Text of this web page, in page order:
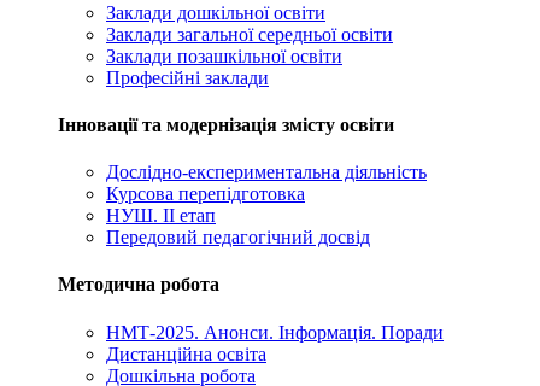
Заклади дошкільної освіти
Заклади загальної середньої освіти
Заклади позашкільної освіти
Професійні заклади
Інновації та модернізація змісту освіти
Дослідно-експериментальна діяльність
Курсова перепідготовка
НУШ. ІІ етап
Передовий педагогічний досвід
Методична робота
НМТ-2025. Анонси. Інформація. Поради
Дистанційна освіта
Дошкільна робота